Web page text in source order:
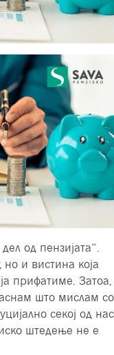
од пензијата“.
но и вистина која
прифатиме. Затоа,
што мислам со
секој од нас
штедење не е